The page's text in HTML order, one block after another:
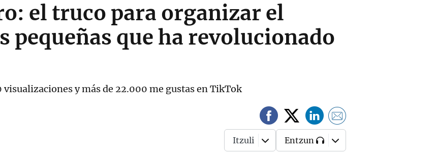
el truco para organizar el
pequeñas que ha revolucionado
y más de 22.000 me gustas en TikTok
Itzuli Entzun